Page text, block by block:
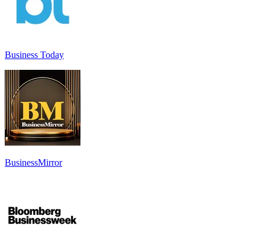
Business Today
BusinessMirror